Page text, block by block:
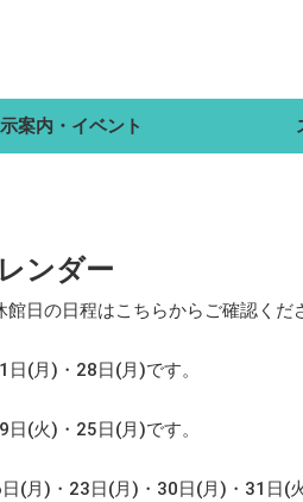
案内・イベント
ンダー
日の日程はこちらからご確認くだ
(月)・28日(月)です。
(火)・25日(月)です。
(月)・23日(月)・30日(月)・31日(火